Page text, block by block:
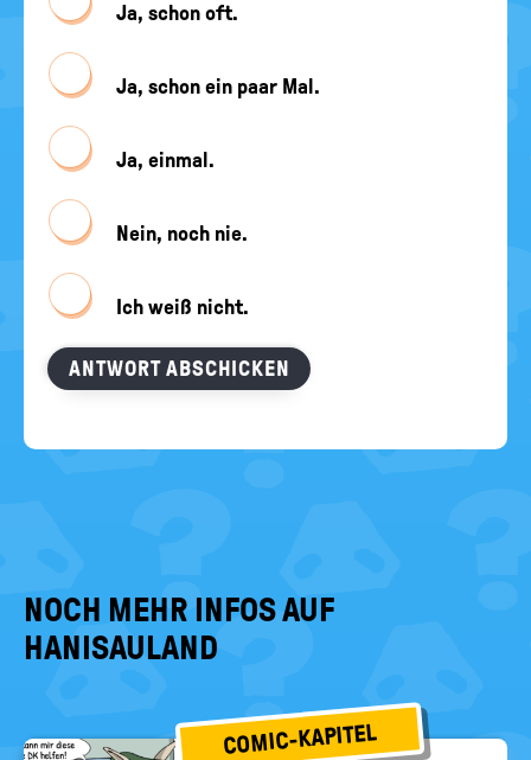
Ja, schon oft.
Ja, schon ein paar Mal.
Ja, einmal.
Nein, noch nie.
Ich weiß nicht.
ANTWORT ABSCHICKEN
NOCH MEHR INFOS AUF
HANISAULAND
COMIC-KAPITEL